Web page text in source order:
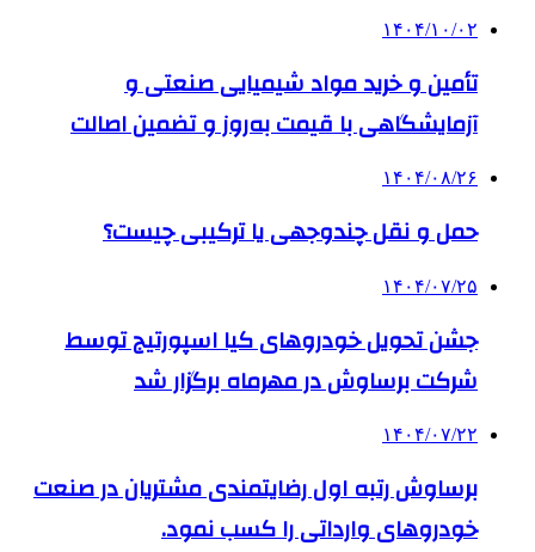
۱۴۰۴/۱۰/۰۲
تأمین و خرید مواد شیمیایی صنعتی و
آزمایشگاهی با قیمت به‌روز و تضمین اصالت
۱۴۰۴/۰۸/۲۶
حمل و نقل چندوجهی یا ترکیبی چیست؟
۱۴۰۴/۰۷/۲۵
جشن تحویل خودروهای کیا اسپورتیج توسط
شرکت برساوش در مهرماه برگزار شد
۱۴۰۴/۰۷/۲۲
برساوش رتبه اول رضایتمندی مشتریان در صنعت
خودروهای وارداتی را کسب نمود.